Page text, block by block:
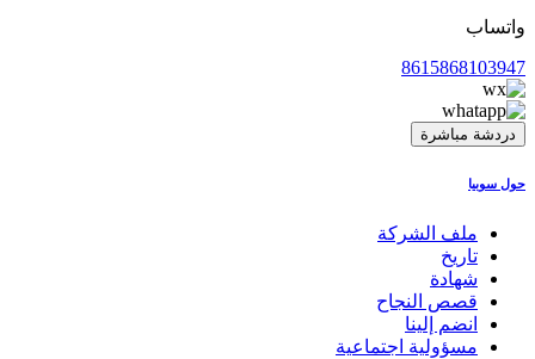
واتساب
8615868103947
دردشة مباشرة
حول سوبيا
ملف الشركة
تاريخ
شهادة
قصص النجاح
انضم إلينا
مسؤولية اجتماعية